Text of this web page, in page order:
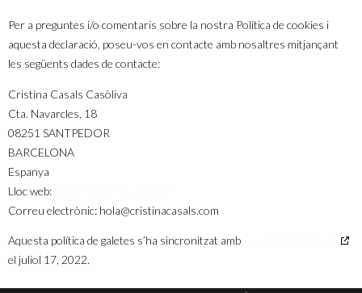
Per a preguntes i/o comentaris sobre la nostra Política de cookies i
aquesta declaració, poseu-vos en contacte amb nosaltres mitjançant
les següents dades de contacte:
Cristina Casals Casòliva
Cta. Navarcles, 18
08251 SANTPEDOR
BARCELONA
Espanya
Lloc web:
Correu electrònic: hola@cristinacasals.com
Aquesta política de galetes s’ha sincronitzat amb
el juliol 17, 2022.